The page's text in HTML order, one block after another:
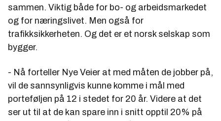
sammen. Viktig både for bo- og arbeidsmarkedet
og for næringslivet. Men også for
trafikksikkerheten. Og det er et norsk selskap som
bygger.
- Nå forteller Nye Veier at med måten de jobber på,
vil de sannsynligvis kunne komme i mål med
porteføljen på 12 i stedet for 20 år. Videre at det
ser ut til at de kan spare inn i snitt opptil 20% på